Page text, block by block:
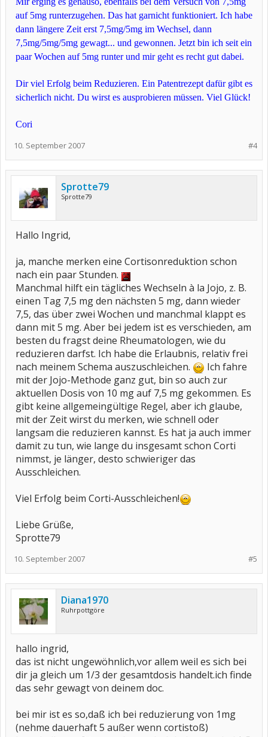
auf 5mg runterzugehen. Das hat garnicht funktioniert. Ich habe
dann längere Zeit erst 7,5mg/5mg im Wechsel, dann
7,5mg/5mg/5mg gewagt... und gewonnen. Jetzt bin ich seit ein
paar Wochen auf 5mg runter und mir geht es recht gut dabei.
Dir viel Erfolg beim Reduzieren. Ein Patentrezept dafür gibt es
sicherlich nicht. Du wirst es ausprobieren müssen. Viel Glück!
Cori
#4
10. September 2007
Sprotte79
Sprotte79
Hallo Ingrid,
ja, manche merken eine Cortisonreduktion schon
nach ein paar Stunden.
Manchmal hilft ein tägliches Wechseln à la Jojo, z. B.
einen Tag 7,5 mg den nächsten 5 mg, dann wieder
7,5, das über zwei Wochen und manchmal klappt es
dann mit 5 mg. Aber bei jedem ist es verschieden, am
besten du fragst deine Rheumatologen, wie du
reduzieren darfst. Ich habe die Erlaubnis, relativ frei
nach meinem Schema auszuschleichen.
Ich fahre
mit der Jojo-Methode ganz gut, bin so auch zur
aktuellen Dosis von 10 mg auf 7,5 mg gekommen. Es
gibt keine allgemeingültige Regel, aber ich glaube,
mit der Zeit wirst du merken, wie schnell oder
langsam die reduzieren kannst. Es hat ja auch immer
damit zu tun, wie lange du insgesamt schon Corti
nimmst, je länger, desto schwieriger das
Ausschleichen.
Viel Erfolg beim Corti-Ausschleichen!
Liebe Grüße,
Sprotte79
#5
10. September 2007
Diana1970
Ruhrpottgöre
hallo ingrid,
das ist nicht ungewöhnlich,vor allem weil es sich bei
dir ja gleich um 1/3 der gesamtdosis handelt.ich finde
das sehr gewagt von deinem doc.
bei mir ist es so,daß ich bei reduzierung von 1mg
(nehme dauerhaft 5 außer wenn cortistoß)